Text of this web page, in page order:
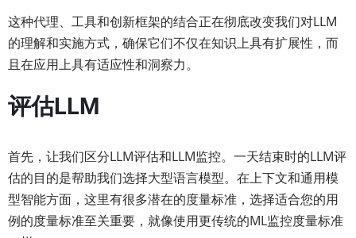
这种代理、工具和创新框架的结合正在彻底改变我们对LLM
的理解和实施方式，确保它们不仅在知识上具有扩展性，而
且在应用上具有适应性和洞察力。
评估LLM
首先，让我们区分LLM评估和LLM监控。一天结束时的LLM评
估的目的是帮助我们选择大型语言模型。在上下文和通用模
型智能方面，这里有很多潜在的度量标准，选择适合您的用
例的度量标准至关重要，就像使用更传统的ML监控度量标准